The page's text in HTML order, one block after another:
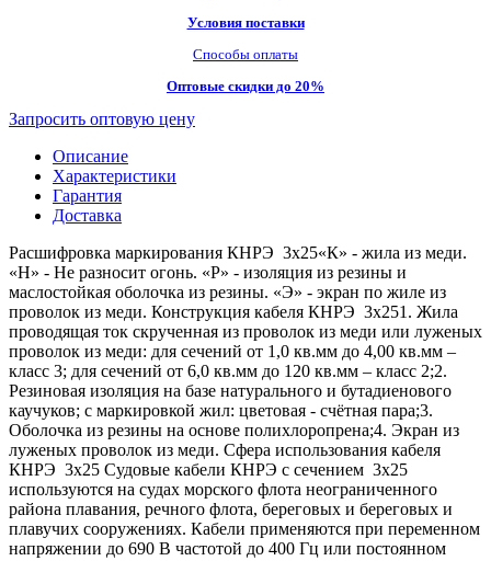
Условия поставки
Способы оплаты
Оптовые скидки до 20%
Запросить оптовую цену
Описание
Характеристики
Гарантия
Доставка
Расшифровка маркирования КНРЭ 3х25«К» - жила из меди.
«Н» - Не разносит огонь. «Р» - изоляция из резины и
маслостойкая оболочка из резины. «Э» - экран по жиле из
проволок из меди. Конструкция кабеля КНРЭ 3х251. Жила
проводящая ток скрученная из проволок из меди или луженых
проволок из меди: для сечений от 1,0 кв.мм до 4,00 кв.мм –
класс 3; для сечений от 6,0 кв.мм до 120 кв.мм – класс 2;2.
Резиновая изоляция на базе натурального и бутадиенового
каучуков; с маркировкой жил: цветовая - счётная пара;3.
Оболочка из резины на основе полихлоропрена;4. Экран из
луженых проволок из меди. Сфера использования кабеля
КНРЭ 3х25 Судовые кабели КНРЭ с сечением 3х25
используются на судах морского флота неограниченного
района плавания, речного флота, береговых и береговых и
плавучих сооружениях. Кабели применяются при переменном
напряжении до 690 В частотой до 400 Гц или постоянном